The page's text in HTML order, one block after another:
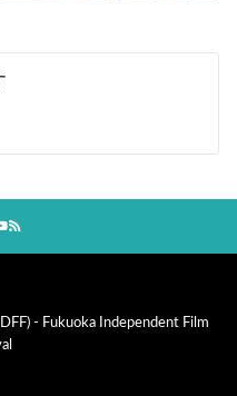
- Fukuoka Independent Film